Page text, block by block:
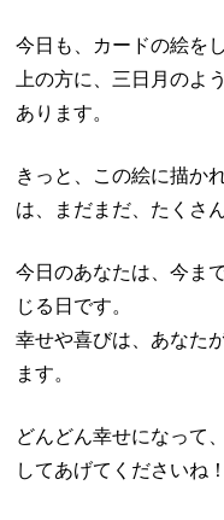
今日も、カードの絵を
上の方に、三日月のよ
あります。
きっと、この絵に描か
は、まだまだ、たくさ
今日のあなたは、今ま
じる日です。
幸せや喜びは、あなた
ます。
どんどん幸せになって
してあげてくださいね！